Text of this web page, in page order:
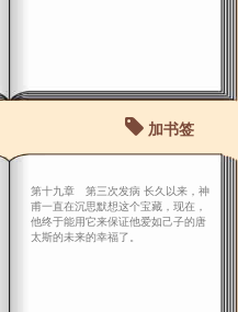
加书签
第十九章 第三次发病 长久以来，神
甫一直在沉思默想这个宝藏，现在，
他终于能用它来保证他爱如己子的唐
太斯的未来的幸福了。